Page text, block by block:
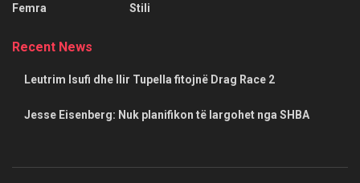
Femra
Stili
Recent News
Leutrim Isufi dhe Ilir Tupella fitojnë Drag Race 2
Jesse Eisenberg: Nuk planifikon të largohet nga SHBA